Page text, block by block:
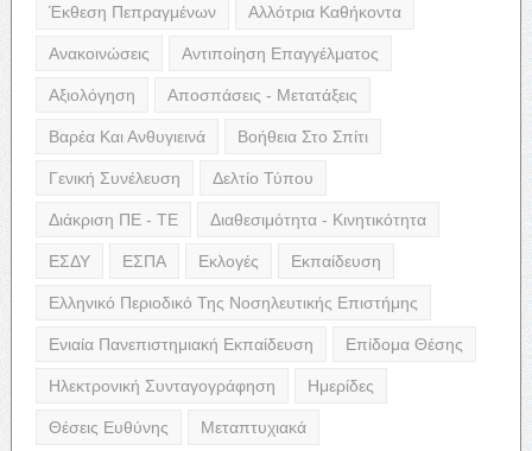
Έκθεση Πεπραγμένων Αλλότρια Καθήκοντα
Ανακοινώσεις Αντιποίηση Επαγγέλματος
Αξιολόγηση Αποσπάσεις - Μετατάξεις
Βαρέα Και Ανθυγιεινά Βοήθεια Στο Σπίτι
Γενική Συνέλευση Δελτίο Τύπου
Διάκριση ΠΕ - ΤΕ Διαθεσιμότητα - Κινητικότητα
ΕΣΔΥ ΕΣΠΑ Εκλογές Εκπαίδευση
Ελληνικό Περιοδικό Της Νοσηλευτικής Επιστήμης
Ενιαία Πανεπιστημιακή Εκπαίδευση Επίδομα Θέσης
Ηλεκτρονική Συνταγογράφηση Ημερίδες
Θέσεις Ευθύνης Μεταπτυχιακά